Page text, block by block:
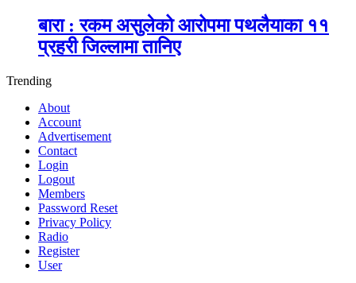
बारा : रकम असुलेको आरोपमा पथलैयाका ११
प्रहरी जिल्लामा तानिए
Trending
About
Account
Advertisement
Contact
Login
Logout
Members
Password Reset
Privacy Policy
Radio
Register
User